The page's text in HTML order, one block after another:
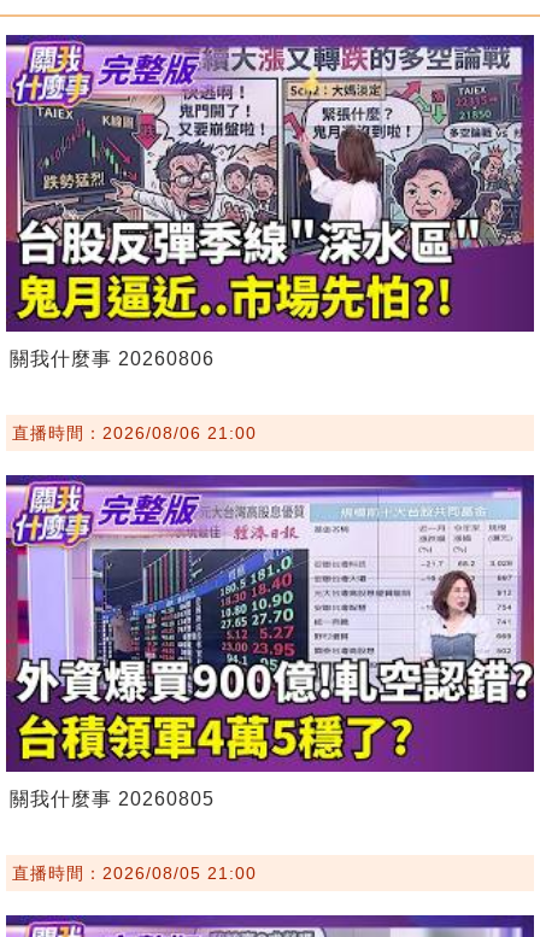
關我什麼事 20260806
直播時間：2026/08/06 21:00
關我什麼事 20260805
直播時間：2026/08/05 21:00